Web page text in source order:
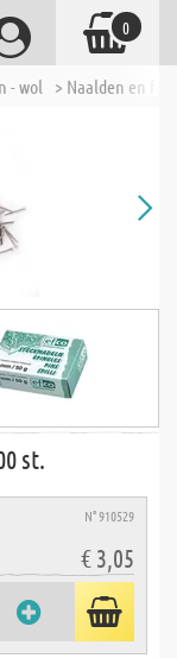
- wol > Naalden en
st.
N° 910529
€ 3,05
0